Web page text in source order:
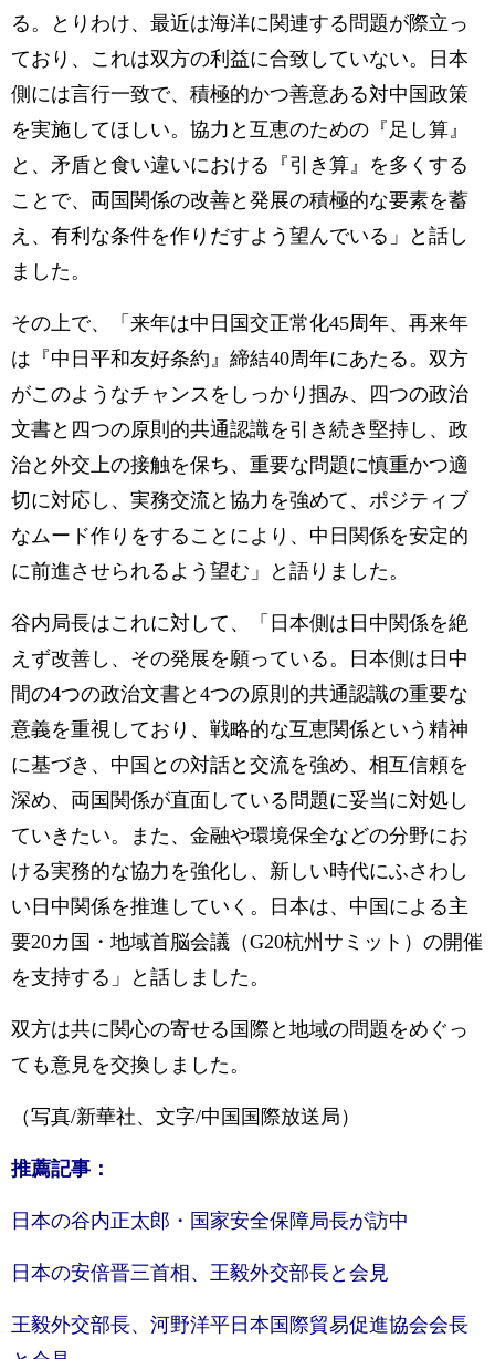
る。とりわけ、最近は海洋に関連する問題が際立っ
ており、これは双方の利益に合致していない。日本
側には言行一致で、積極的かつ善意ある対中国政策
を実施してほしい。協力と互恵のための『足し算』
と、矛盾と食い違いにおける『引き算』を多くする
ことで、両国関係の改善と発展の積極的な要素を蓄
え、有利な条件を作りだすよう望んでいる」と話し
ました。
その上で、「来年は中日国交正常化45周年、再来年
は『中日平和友好条約』締結40周年にあたる。双方
がこのようなチャンスをしっかり掴み、四つの政治
文書と四つの原則的共通認識を引き続き堅持し、政
治と外交上の接触を保ち、重要な問題に慎重かつ適
切に対応し、実務交流と協力を強めて、ポジティブ
なムード作りをすることにより、中日関係を安定的
に前進させられるよう望む」と語りました。
谷内局長はこれに対して、「日本側は日中関係を絶
えず改善し、その発展を願っている。日本側は日中
間の4つの政治文書と4つの原則的共通認識の重要な
意義を重視しており、戦略的な互恵関係という精神
に基づき、中国との対話と交流を強め、相互信頼を
深め、両国関係が直面している問題に妥当に対処し
ていきたい。また、金融や環境保全などの分野にお
ける実務的な協力を強化し、新しい時代にふさわし
い日中関係を推進していく。日本は、中国による主
要20カ国・地域首脳会議（G20杭州サミット）の開催
を支持する」と話しました。
双方は共に関心の寄せる国際と地域の問題をめぐっ
ても意見を交換しました。
（写真/新華社、文字/中国国際放送局）
推薦記事：
日本の谷内正太郎・国家安全保障局長が訪中
日本の安倍晋三首相、王毅外交部長と会見
王毅外交部長、河野洋平日本国際貿易促進協会会長